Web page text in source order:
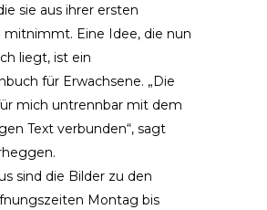
sie aus ihrer ersten
mitnimmt. Eine Idee, die nun
liegt, ist ein
für Erwachsene. „Die
mich untrennbar mit dem
Text verbunden“, sagt
sind die Bilder zu den
Montag bis